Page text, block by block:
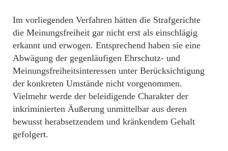
Im vorliegenden Verfahren hätten die Strafgerichte
die Meinungsfreiheit gar nicht erst als einschlägig
erkannt und erwogen. Entsprechend haben sie eine
Abwägung der gegenläufigen Ehrschutz- und
Meinungsfreiheitsinteressen unter Berücksichtigung
der konkreten Umstände nicht vorgenommen.
Vielmehr werde der beleidigende Charakter der
inkriminierten Äußerung unmittelbar aus deren
bewusst herabsetzendem und kränkendem Gehalt
gefolgert.